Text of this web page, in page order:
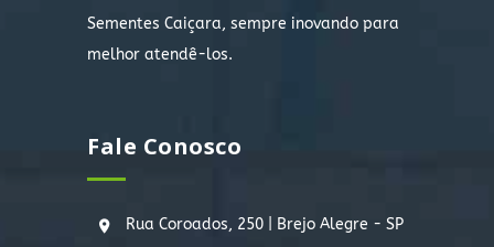
Sementes Caiçara, sempre inovando para
melhor atendê-los.
Fale Conosco
Rua Coroados, 250 | Brejo Alegre - SP